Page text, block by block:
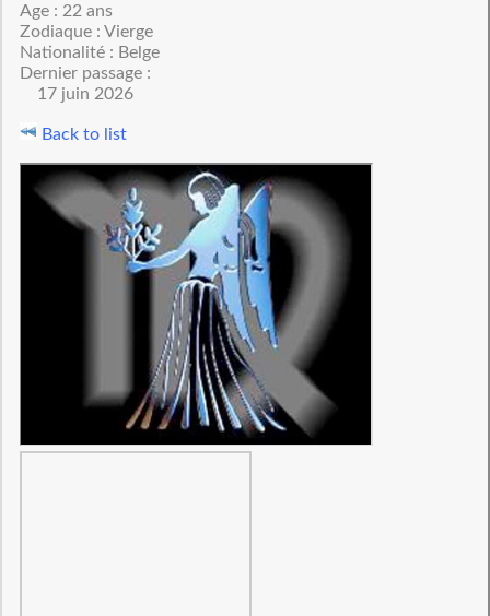
Age : 22 ans
Zodiaque : Vierge
Nationalité : Belge
Dernier passage :
17 juin 2026
Back to list